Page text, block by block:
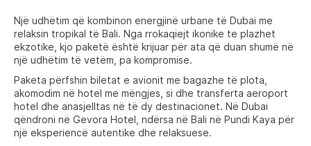
Një udhëtim që kombinon energjinë urbane të Dubai me
relaksin tropikal të Bali. Nga rrokaqiejt ikonike te plazhet
ekzotike, kjo paketë është krijuar për ata që duan shumë në
një udhëtim të vetëm, pa kompromise.
Paketa përfshin biletat e avionit me bagazhe të plota,
akomodim në hotel me mëngjes, si dhe transferta aeroport
hotel dhe anasjelltas në të dy destinacionet. Në Dubai
qëndroni në Gevora Hotel, ndërsa në Bali në Pundi Kaya për
një eksperiencë autentike dhe relaksuese.